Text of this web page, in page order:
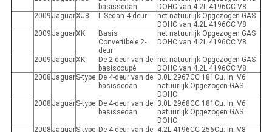
basissedan
DOHC van 4.2L 4196CC V8
2009 JaguarXJ8 L Sedan 4-deur
het natuurlijk Opgezogen GAS
DOHC van 4.2L 4196CC V8
2009 JaguarXK
Basis
Convertibele 2-
deur
het natuurlijk Opgezogen GAS
DOHC van 4.2L 4196CC V8
2009 JaguarXK
De 2-deur van de
basiscoupé
het natuurlijk Opgezogen GAS
DOHC van 4.2L 4196CC V8
2008 JaguarS-type De 4-deur van de
basissedan
3.0L 2967CC 181Cu. In. V6
natuurlijk Opgezogen GAS
DOHC
2008 JaguarS-type De 4-deur van de
basissedan
3.0L 2968CC 181Cu. In. V6
natuurlijk Opgezogen GAS
DOHC
2008 JaguarS-type De 4-deur van de 4.2L 4196CC 256Cu. In. V8